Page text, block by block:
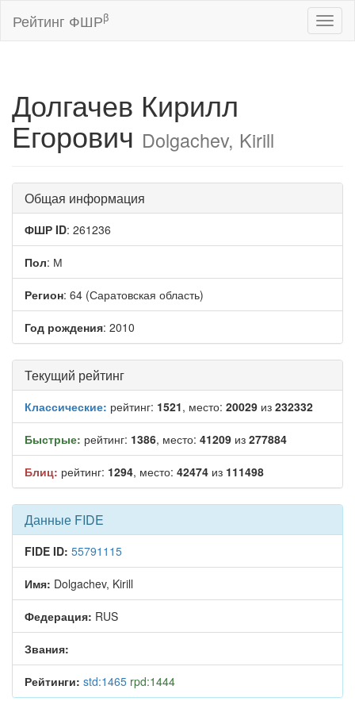
Рейтинг ФШРβ
Долгачев Кирилл
Егорович Dolgachev, Kirill
Общая информация
ФШР ID: 261236
Пол: М
Регион: 64 (Саратовская область)
Год рождения: 2010
Текущий рейтинг
Классические: рейтинг: 1521, место: 20029 из 232332
Быстрые: рейтинг: 1386, место: 41209 из 277884
Блиц: рейтинг: 1294, место: 42474 из 111498
Данные FIDE
FIDE ID: 55791115
Имя: Dolgachev, Kirill
Федерация: RUS
Звания:
Рейтинги: std:1465 rpd:1444